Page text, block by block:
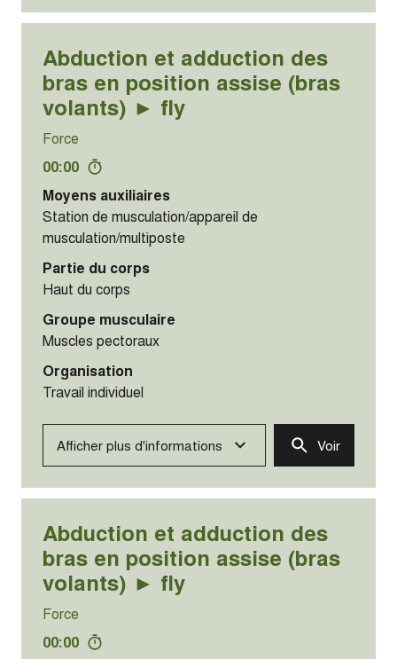
Abduction et adduction des
bras en position assise (bras
volants) ► fly
Force
00:00
Moyens auxiliaires
Station de musculation/appareil de
musculation/multiposte
Partie du corps
Haut du corps
Groupe musculaire
Muscles pectoraux
Organisation
Travail individuel
Afficher plus d'informations Voir
Abduction et adduction des
bras en position assise (bras
volants) ► fly
Force
00:00